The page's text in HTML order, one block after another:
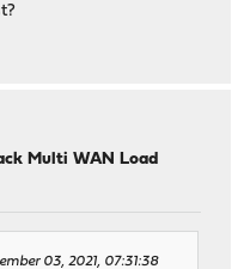
Multi WAN Load
03, 2021, 07:31:38